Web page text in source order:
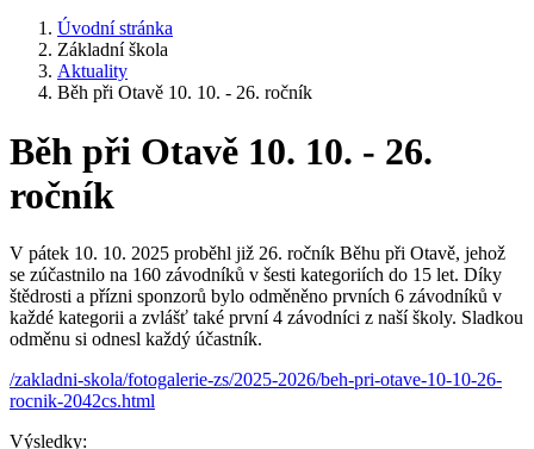
Úvodní stránka
Základní škola
Aktuality
Běh při Otavě 10. 10. - 26. ročník
Běh při Otavě 10. 10. - 26.
ročník
V pátek 10. 10. 2025 proběhl již 26. ročník Běhu při Otavě, jehož
se zúčastnilo na 160 závodníků v šesti kategoriích do 15 let. Díky
štědrosti a přízni sponzorů bylo odměněno prvních 6 závodníků v
každé kategorii a zvlášť také první 4 závodníci z naší školy. Sladkou
odměnu si odnesl každý účastník.
/zakladni-skola/fotogalerie-zs/2025-2026/beh-pri-otave-10-10-26-
rocnik-2042cs.html
Výsledky: